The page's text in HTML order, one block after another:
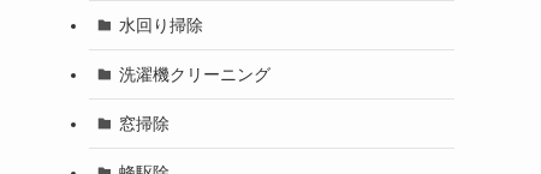
水回り掃除
洗濯機クリーニング
窓掃除